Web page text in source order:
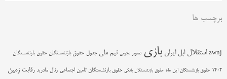
برچسب ها
zwnj استقلال اپل ایران بازی تصویر نجومی تیم ملی جدول حقوق بازنشستگان حقوق بازنشستگان
1402 حقوق بازنشستگان این ماه حقوق بازنشستگان بانکی حقوق بازنشستگان تامین اجتماعی رئال مادرید رقابت زمین